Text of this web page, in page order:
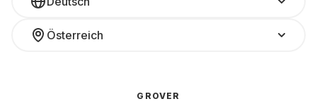
Österreich
GROVER